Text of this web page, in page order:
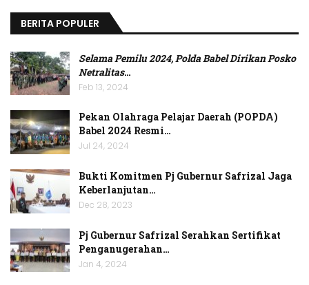
BERITA POPULER
Selama Pemilu 2024, Polda Babel Dirikan Posko
Netralitas…
Feb 13, 2024
Pekan Olahraga Pelajar Daerah (POPDA)
Babel 2024 Resmi…
Jul 24, 2024
Bukti Komitmen Pj Gubernur Safrizal Jaga
Keberlanjutan…
Dec 28, 2023
Pj Gubernur Safrizal Serahkan Sertifikat
Penganugerahan…
Jan 4, 2024